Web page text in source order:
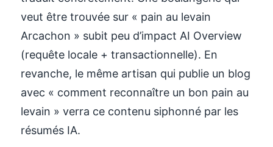
veut être trouvée sur « pain au levain
Arcachon » subit peu d’impact AI Overview
(requête locale + transactionnelle). En
revanche, le même artisan qui publie un blog
avec « comment reconnaître un bon pain au
levain » verra ce contenu siphonné par les
résumés IA.